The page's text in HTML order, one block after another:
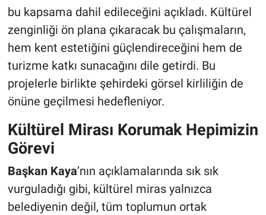
bu kapsama dahil edileceğini açıkladı. Kültürel
zenginliği ön plana çıkaracak bu çalışmaların,
hem kent estetiğini güçlendireceğini hem de
turizme katkı sunacağını dile getirdi. Bu
projelerle birlikte şehirdeki görsel kirliliğin de
önüne geçilmesi hedefleniyor.
Kültürel Mirası Korumak Hepimizin
Görevi
Başkan Kaya’nın açıklamalarında sık sık
vurguladığı gibi, kültürel miras yalnızca
belediyenin değil, tüm toplumun ortak